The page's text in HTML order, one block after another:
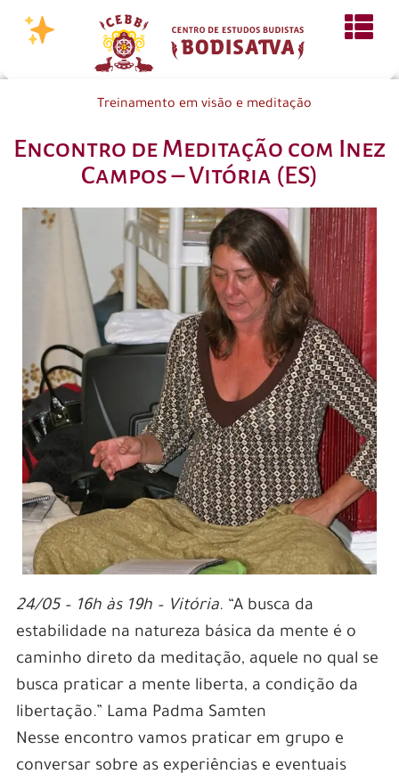
Treinamento em visão e meditação
Encontro de Meditação com Inez
Campos – Vitória (ES)
24/05 – 16h às 19h – Vitória. “A busca da
estabilidade na natureza básica da mente é o
caminho direto da meditação, aquele no qual se
busca praticar a mente liberta, a condição da
libertação.” Lama Padma Samten
Nesse encontro vamos praticar em grupo e
conversar sobre as experiências e eventuais